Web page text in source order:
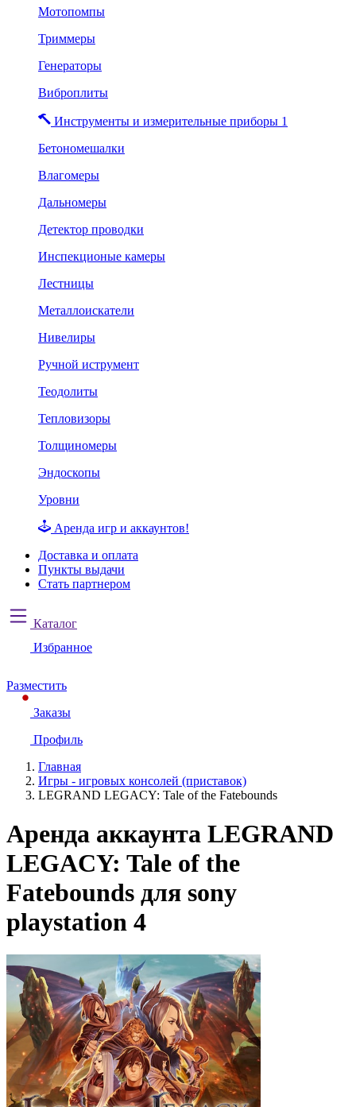
Мотопомпы
Триммеры
Генераторы
Виброплиты
Инструменты и измерительные приборы 1
Бетономешалки
Влагомеры
Дальномеры
Детектор проводки
Инспекционые камеры
Лестницы
Металлоискатели
Нивелиры
Ручной иструмент
Теодолиты
Тепловизоры
Толщиномеры
Эндоскопы
Уровни
Аренда игр и аккаунтов!
Доставка и оплата
Пункты выдачи
Стать партнером
Каталог
Избранное
Разместить
Заказы
Профиль
Главная
Игры - игровых консолей (приставок)
LEGRAND LEGACY: Tale of the Fatebounds
Аренда аккаунта LEGRAND
LEGACY: Tale of the
Fatebounds для sony
playstation 4